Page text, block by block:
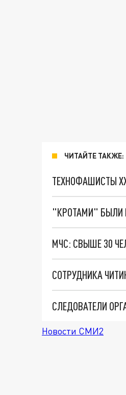
ЧИТАЙТЕ ТАКЖЕ:
ТЕХНОФАШИСТЫ
"КРОТАМИ" БЫЛИ
СОТРУДНИКА
СЛЕДОВАТЕЛИ
Новости СМИ2